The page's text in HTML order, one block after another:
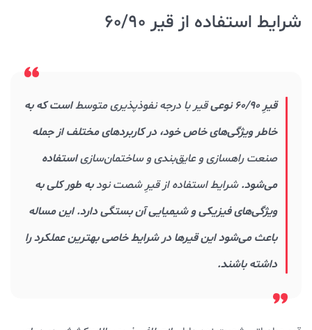
شرایط استفاده از قیر 60/90
قیرِ 60/90 نوعی قیر با درجه نفوذپذیری متوسطاست که به
خاطر ویژگی‌های خاص خود، در کاربردهای مختلف از جمله
صنعت راهسازی و عایق‌بندی و ساختمان‌سازیاستفاده
می‌شود.شرایط استفاده از قیرِ شصت نودبه طور کلی به
ویژگی‌های فیزیکی و شیمیایی آن بستگی دارد. این مساله
باعث می‌شود این قیرها در شرایط خاصی بهترین عملکرد را
داشته باشند.